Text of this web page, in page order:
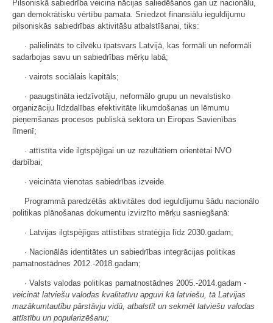
Pilsoniskā sabiedrība veicina nācijas saliedēšanos gan uz nacionālu,
gan demokrātisku vērtību pamata. Sniedzot finansiālu ieguldījumu
pilsoniskās sabiedrības aktivitāšu atbalstīšanai, tiks:
· palielināts to cilvēku īpatsvars Latvijā, kas formāli un neformāli
sadarbojas savu un sabiedrības mērķu labā;
· vairots sociālais kapitāls;
· paaugstināta iedzīvotāju, neformālo grupu un nevalstisko
organizāciju līdzdalības efektivitāte likumdošanas un lēmumu
pieņemšanas procesos publiskā sektora un Eiropas Savienības
līmenī;
· attīstīta vide ilgtspējīgai un uz rezultātiem orientētai NVO
darbībai;
· veicināta vienotas sabiedrības izveide.
Programmā paredzētās aktivitātes dod ieguldījumu šādu nacionālo
politikas plānošanas dokumentu izvirzīto mērķu sasniegšanā:
· Latvijas ilgtspējīgas attīstības stratēģija līdz 2030.gadam;
· Nacionālās identitātes un sabiedrības integrācijas politikas
pamatnostādnes 2012.-2018.gadam;
· Valsts valodas politikas pamatnostādnes 2005.-2014.gadam -
veicināt latviešu valodas kvalitatīvu apguvi kā latviešu, tā Latvijas
mazākumtautību pārstāvju vidū, atbalstīt un sekmēt latviešu valodas
attīstību un popularizēšanu;